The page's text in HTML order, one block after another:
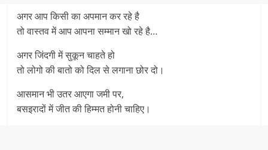
अगर आप किसी का अपमान कर रहे है
तो वास्तव में आप आपना सम्मान खो रहे है…
अगर जिंदगी में सुकून चाहते हो
तो लोगो की बातो को दिल से लगाना छोर दो।
आसमान भी उतर आएगा जमी पर,
बसइरादों में जीत की हिम्मत होनी चाहिए।